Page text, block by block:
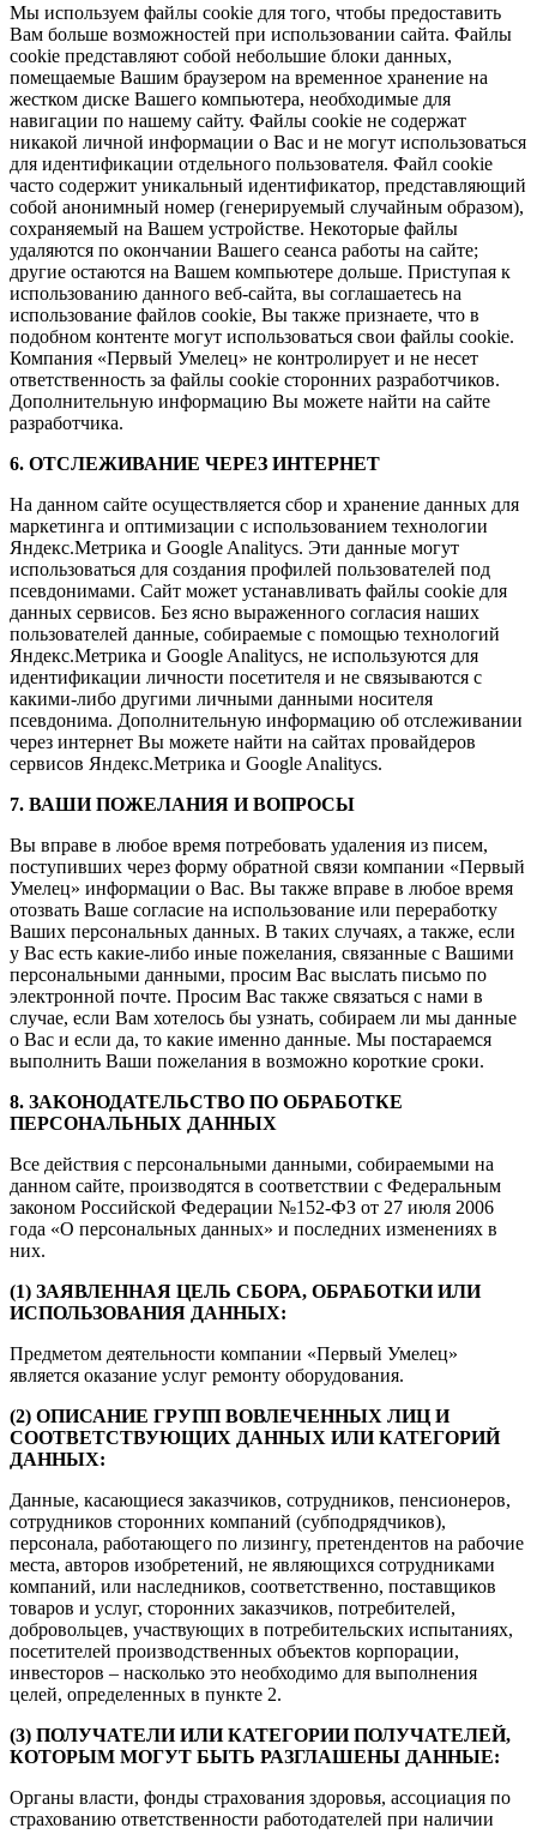
Мы используем файлы cookie для того, чтобы предоставить
Вам больше возможностей при использовании сайта. Файлы
cookie представляют собой небольшие блоки данных,
помещаемые Вашим браузером на временное хранение на
жестком диске Вашего компьютера, необходимые для
навигации по нашему сайту. Файлы cookie не содержат
никакой личной информации о Вас и не могут использоваться
для идентификации отдельного пользователя. Файл cookie
часто содержит уникальный идентификатор, представляющий
собой анонимный номер (генерируемый случайным образом),
сохраняемый на Вашем устройстве. Некоторые файлы
удаляются по окончании Вашего сеанса работы на сайте;
другие остаются на Вашем компьютере дольше. Приступая к
использованию данного веб-сайта, вы соглашаетесь на
использование файлов cookie, Вы также признаете, что в
подобном контенте могут использоваться свои файлы cookie.
Компания «Первый Умелец» не контролирует и не несет
ответственность за файлы cookie сторонних разработчиков.
Дополнительную информацию Вы можете найти на сайте
разработчика.
6. ОТСЛЕЖИВАНИЕ ЧЕРЕЗ ИНТЕРНЕТ
На данном сайте осуществляется сбор и хранение данных для
маркетинга и оптимизации с использованием технологии
Яндекс.Метрика и Google Analitycs. Эти данные могут
использоваться для создания профилей пользователей под
псевдонимами. Сайт может устанавливать файлы cookie для
данных сервисов. Без ясно выраженного согласия наших
пользователей данные, собираемые с помощью технологий
Яндекс.Метрика и Google Analitycs, не используются для
идентификации личности посетителя и не связываются с
какими-либо другими личными данными носителя
псевдонима. Дополнительную информацию об отслеживании
через интернет Вы можете найти на сайтах провайдеров
сервисов Яндекс.Метрика и Google Analitycs.
7. ВАШИ ПОЖЕЛАНИЯ И ВОПРОСЫ
Вы вправе в любое время потребовать удаления из писем,
поступивших через форму обратной связи компании «Первый
Умелец» информации о Вас. Вы также вправе в любое время
отозвать Ваше согласие на использование или переработку
Ваших персональных данных. В таких случаях, а также, если
у Вас есть какие-либо иные пожелания, связанные с Вашими
персональными данными, просим Вас выслать письмо по
электронной почте. Просим Вас также связаться с нами в
случае, если Вам хотелось бы узнать, собираем ли мы данные
о Вас и если да, то какие именно данные. Мы постараемся
выполнить Ваши пожелания в возможно короткие сроки.
8. ЗАКОНОДАТЕЛЬСТВО ПО ОБРАБОТКЕ
ПЕРСОНАЛЬНЫХ ДАННЫХ
Все действия с персональными данными, собираемыми на
данном сайте, производятся в соответствии с Федеральным
законом Российской Федерации №152-ФЗ от 27 июля 2006
года «О персональных данных» и последних изменениях в
них.
(1) ЗАЯВЛЕННАЯ ЦЕЛЬ СБОРА, ОБРАБОТКИ ИЛИ
ИСПОЛЬЗОВАНИЯ ДАННЫХ:
Предметом деятельности компании «Первый Умелец»
является оказание услуг ремонту оборудования.
(2) ОПИСАНИЕ ГРУПП ВОВЛЕЧЕННЫХ ЛИЦ И
СООТВЕТСТВУЮЩИХ ДАННЫХ ИЛИ КАТЕГОРИЙ
ДАННЫХ:
Данные, касающиеся заказчиков, сотрудников, пенсионеров,
сотрудников сторонних компаний (субподрядчиков),
персонала, работающего по лизингу, претендентов на рабочие
места, авторов изобретений, не являющихся сотрудниками
компаний, или наследников, соответственно, поставщиков
товаров и услуг, сторонних заказчиков, потребителей,
добровольцев, участвующих в потребительских испытаниях,
посетителей производственных объектов корпорации,
инвесторов – насколько это необходимо для выполнения
целей, определенных в пункте 2.
(3) ПОЛУЧАТЕЛИ ИЛИ КАТЕГОРИИ ПОЛУЧАТЕЛЕЙ,
КОТОРЫМ МОГУТ БЫТЬ РАЗГЛАШЕНЫ ДАННЫЕ:
Органы власти, фонды страхования здоровья, ассоциация по
страхованию ответственности работодателей при наличии